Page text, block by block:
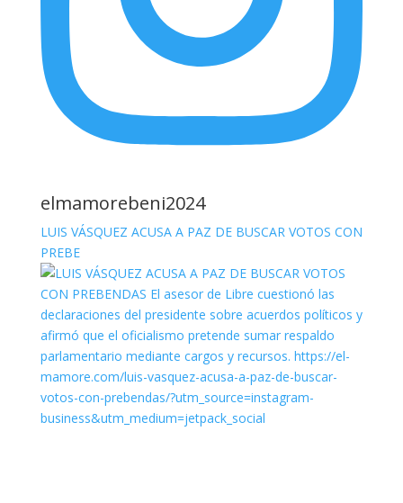
elmamorebeni2024
LUIS VÁSQUEZ ACUSA A PAZ DE BUSCAR VOTOS CON
PREBE